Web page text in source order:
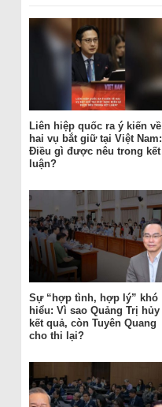
Liên hiệp quốc ra ý kiến về
hai vụ bắt giữ tại Việt Nam:
Điều gì được nêu trong kết
luận?
Sự “hợp tình, hợp lý” khó
hiểu: Vì sao Quảng Trị hủy
kết quả, còn Tuyên Quang
cho thi lại?